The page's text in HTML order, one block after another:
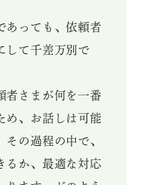
あっても、依頼者
して千差万別で
者さまが何を一番
め、お話しは可能
の過程の中で、
るか、最適な対応